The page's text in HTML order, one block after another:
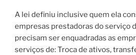
A lei definiu inclusive quem ela
empresas prestadoras do serviço
precisam ser enquadradas as
serviços de: Troca de ativos,